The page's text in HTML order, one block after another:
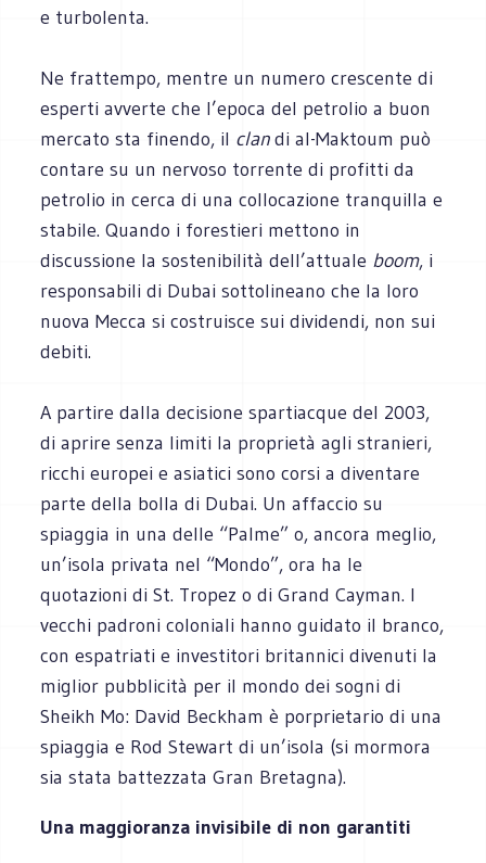
e turbolenta.
Ne frattempo, mentre un numero crescente di
esperti avverte che l’epoca del petrolio a buon
mercato sta finendo, il clandi al-Maktoum può
contare su un nervoso torrente di profitti da
petrolio in cerca di una collocazione tranquilla e
stabile. Quando i forestieri mettono in
discussione la sostenibilità dell’attuale boom, i
responsabili di Dubai sottolineano che la loro
nuova Mecca si costruisce sui dividendi, non sui
debiti.
A partire dalla decisione spartiacque del 2003,
di aprire senza limiti la proprietà agli stranieri,
ricchi europei e asiatici sono corsi a diventare
parte della bolla di Dubai. Un affaccio su
spiaggia in una delle “Palme” o, ancora meglio,
un’isola privata nel “Mondo”, ora ha le
quotazioni di St. Tropez o di Grand Cayman. I
vecchi padroni coloniali hanno guidato il branco,
con espatriati e investitori britannici divenuti la
miglior pubblicità per il mondo dei sogni di
Sheikh Mo: David Beckham è porprietario di una
spiaggia e Rod Stewart di un’isola (si mormora
sia stata battezzata Gran Bretagna).
Una maggioranza invisibile di non garantiti